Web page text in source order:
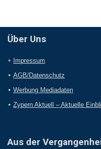
Über Uns
Impressum
AGB/Datenschutz
Werbung Mediadaten
Zypern Aktuell – Aktuelle
Aus der